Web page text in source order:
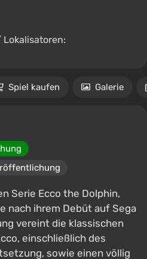
Spiel kaufen Galerie
Serie Ecco the Dolphin,
nach ihrem Debüt auf Sega
vereint die klassischen
einschließlich des
sowie einen völlig